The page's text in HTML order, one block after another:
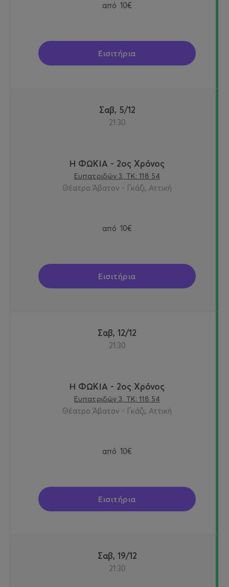
από 10€
Εισιτήρια
Σαβ, 5/12
21:30
Η ΦΩΚΙΑ - 2ος Χρόνος
Ευπατριδών 3, ΤΚ: 118 54
Θέατρο Άβατον - Γκάζι, Αττική
από 10€
Εισιτήρια
Σαβ, 12/12
21:30
Η ΦΩΚΙΑ - 2ος Χρόνος
Ευπατριδών 3, ΤΚ: 118 54
Θέατρο Άβατον - Γκάζι, Αττική
από 10€
Εισιτήρια
Σαβ, 19/12
21:30